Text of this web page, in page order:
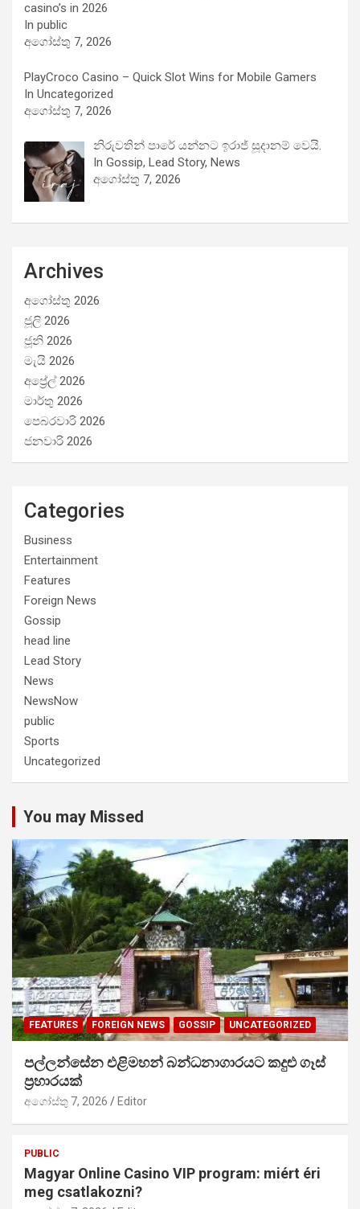
casino’s in 2026
In public
අගෝස්තු 7, 2026
PlayCroco Casino – Quick Slot Wins for Mobile Gamers
In Uncategorized
අගෝස්තු 7, 2026
නිරුවතින් පාරේ යන්නට ඉරාජ් සූදානම් වෙයි.
In Gossip, Lead Story, News
අගෝස්තු 7, 2026
Archives
අගෝස්තු 2026
ජූලි 2026
ජූනි 2026
මැයි 2026
අප්‍රේල් 2026
මාර්තු 2026
පෙබරවාරි 2026
ජනවාරි 2026
Categories
Business
Entertainment
Features
Foreign News
Gossip
head line
Lead Story
News
NewsNow
public
Sports
Uncategorized
You may Missed
FEATURES FOREIGN NEWS GOSSIP UNCATEGORIZED
පල්ලන්සේන එළිමහන් බන්ධනාගාරයට කදුළු ගෑස්
ප්‍රහාරයක්
අගෝස්තු 7, 2026 Editor
PUBLIC
Magyar Online Casino VIP program: miért éri
meg csatlakozni?